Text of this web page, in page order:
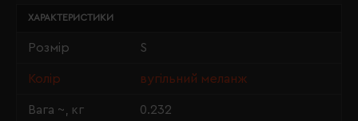
ХАРАКТЕРИСТИКИ
Розмір S
Колір вугільний меланж
Вага ~, кг 0.232